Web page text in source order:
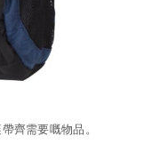
齊需要嘅物品。